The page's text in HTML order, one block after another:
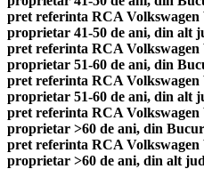
pret referinta RCA
proprietar 41-50 de ani, din alt
pret referinta RCA
proprietar 51-60 de ani, din
pret referinta RCA
proprietar 51-60 de ani, din alt
pret referinta RCA
proprietar >60 de ani, din
pret referinta RCA
proprietar >60 de ani, din alt